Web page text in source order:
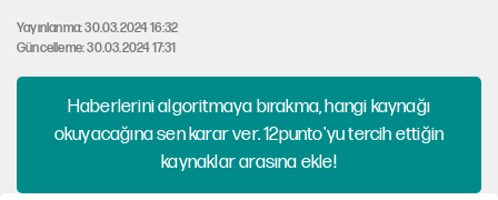
Yayınlanma: 30.03.2024 16:32
Güncelleme: 30.03.2024 17:31
Haberlerini algoritmaya bırakma, hangi kaynağı
okuyacağına sen karar ver. 12punto'yu tercih ettiğin
kaynaklar arasına ekle!